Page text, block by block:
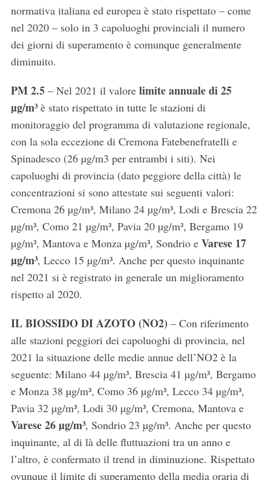
normativa italiana ed europea è stato rispettato – come
nel 2020 – solo in 3 capoluoghi provinciali il numero
dei giorni di superamento è comunque generalmente
diminuito.
PM 2.5– Nel 2021 il valore limite annuale di 25
µg/m³è stato rispettato in tutte le stazioni di
monitoraggio del programma di valutazione regionale,
con la sola eccezione di Cremona Fatebenefratelli e
Spinadesco (26 µg/m3 per entrambi i siti). Nei
capoluoghi di provincia (dato peggiore della città) le
concentrazioni si sono attestate sui seguenti valori:
Cremona 26 µg/m³, Milano 24 µg/m³, Lodi e Brescia 22
µg/m³, Como 21 µg/m³, Pavia 20 µg/m³, Bergamo 19
µg/m³, Mantova e Monza µg/m³, Sondrio e Varese 17
µg/m³, Lecco 15 µg/m³. Anche per questo inquinante
nel 2021 si è registrato in generale un miglioramento
rispetto al 2020.
IL BIOSSIDO DI AZOTO (NO2) – Con riferimento
alle stazioni peggiori dei capoluoghi di provincia, nel
2021 la situazione delle medie annue dell’NO2 è la
seguente: Milano 44 µg/m³, Brescia 41 µg/m³, Bergamo
e Monza 38 µg/m³, Como 36 µg/m³, Lecco 34 µg/m³,
Pavia 32 µg/m³, Lodi 30 µg/m³, Cremona, Mantova e
Varese 26 µg/m³, Sondrio 23 µg/m³. Anche per questo
inquinante, al di là delle fluttuazioni tra un anno e
l’altro, è confermato il trend in diminuzione. Rispettato
ovunque il limite di superamento della media oraria di